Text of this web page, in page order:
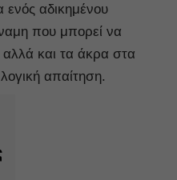
ενός αδικημένου
που μπορεί να
και τα άκρα στα
απαίτηση.